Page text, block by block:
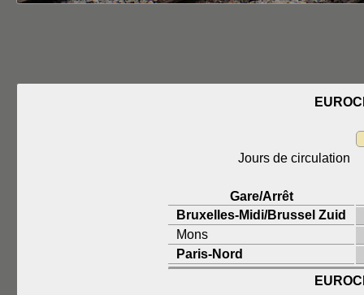
Jours de circulation
Gare/Arrêt
Bruxelles-Midi/Brussel Zuid
Mons
Paris-Nord